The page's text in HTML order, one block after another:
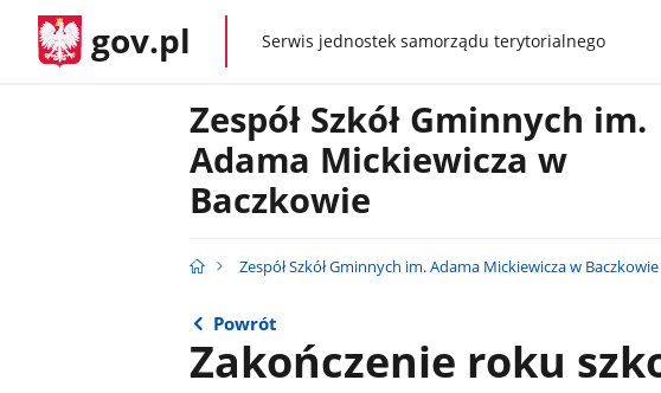
gov.pl gov.plSerwis jednostek samorządu terytorialnego
Zespół Szkół Gminnych im.
Adama Mickiewicza w
Baczkowie
Zespół Szkół Gminnych im. Adama Mickiewicza w Baczkowie
Powrót
Zakończenie roku